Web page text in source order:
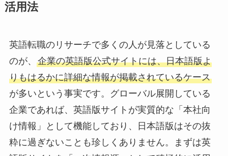
活用法
英語転職のリサーチで多くの人が見落としている
のが、 企業の英語版公式サイトには、日本語版よ
りもはるかに詳細な情報が掲載されているケース
が多いという事実です。グローバル展開している
企業であれば、英語版サイトが実質的な「本社向
け情報」として機能しており、日本語版はその抜
粋に過ぎないことも珍しくありません。まずは英